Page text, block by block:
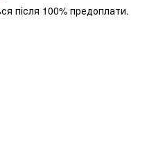
після 100% предоплати.